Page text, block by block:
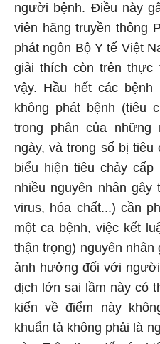
người bệnh. Điều này
viên hãng truyền thông
phát ngôn Bộ Y tế Việt
giải thích còn trên
vậy. Hầu hết các
không phát bệnh (tiêu
trong phân của
ngày, và trong số bị
biểu hiện tiêu chảy
nhiều nguyên nhân gây
virus, hóa chất...) cần
một ca bệnh, việc kết
thận trọng) nguyên nhân
ảnh hưởng đối với
dịch lớn sai lầm này có
kiến về điểm này
khuẩn tả không phải là